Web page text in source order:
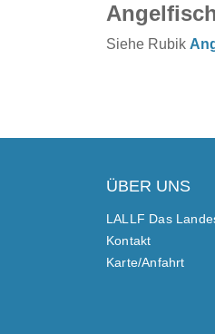
Siehe Rubik
ÜBER UNS
LALLF Das
Kontakt
Karte/Anfahrt